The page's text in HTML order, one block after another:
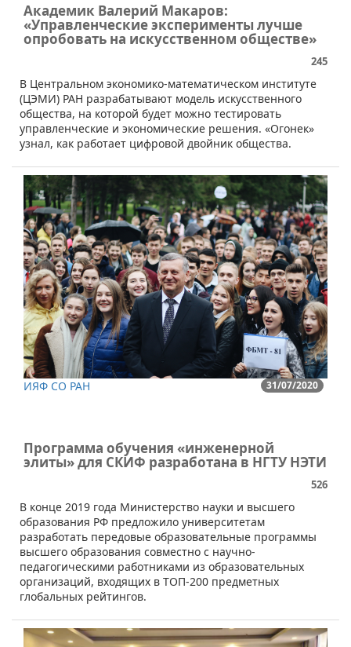
Академик Валерий Макаров:
«Управленческие эксперименты лучше
опробовать на искусственном обществе»
245
​​В Центральном экономико-математическом институте
(ЦЭМИ) РАН разрабатывают модель искусственного
общества, на которой будет можно тестировать
управленческие и экономические решения. «Огонек»
узнал, как работает цифровой двойник общества.
31/07/2020
ИЯФ СО РАН
Программа обучения «инженерной
элиты» для СКИФ разработана в НГТУ НЭТИ
526
В конце 2019 года Министерство науки и высшего
образования РФ предложило университетам
разработать передовые образовательные программы
высшего образования совместно с научно-
педагогическими работниками из образовательных
организаций, входящих в ТОП-200 предметных
глобальных рейтингов.